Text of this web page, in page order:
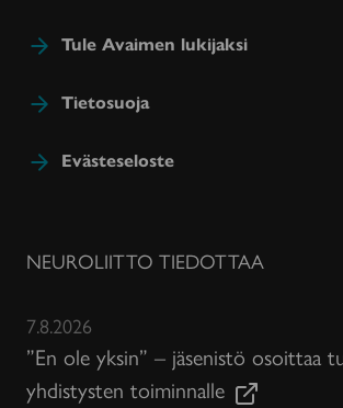
Tule Avaimen lukijaksi
Tietosuoja
Evästeseloste
NEUROLIITTO TIEDOTTAA
7.8.2026
”En ole yksin” – jäsenistö osoittaa
yhdistysten toiminnalle